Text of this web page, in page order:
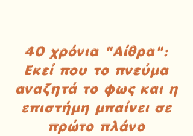
40 χρόνια "Αίθρα":
Εκεί που το πνεύμα
αναζητά το φως και η
επιστήμη μπαίνει σε
πρώτο πλάνο